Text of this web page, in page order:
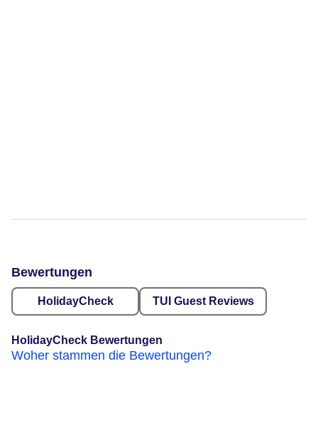
Bewertungen
HolidayCheck TUI Guest Reviews
HolidayCheck Bewertungen
Woher stammen die Bewertungen?